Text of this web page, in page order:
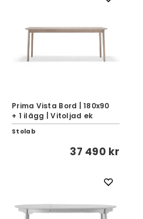
Prima Vista Bord | 180x90
+ 1 ilägg | Vitoljad ek
Stolab
37 490 kr